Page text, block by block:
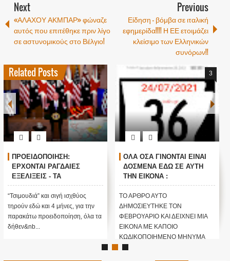
Next
«ΑΛΑΧΟΥ ΑΚΜΠΑΡ» φώναζε
αυτός που επιτέθηκε πριν λίγο
σε αστυνομικούς στο Βέλγιο!
Previous
Είδηση – βόμβα σε ιταλική
εφημερίδα!!!! Η ΕΕ ετοιμάζει
κλείσιμο των Ελληνικών
συνόρων!!
Related Posts
ΠΡΟΕΙΔΟΠΟΙΗΣΗ:
ΕΡΧΟΝΤΑΙ ΡΑΓΔΑΙΕΣ
ΕΞΕΛΙΞΕΙΣ - ΤΑ
ΦΑΙΝΟΜΕΝΑ ΑΠΑΤΟΥΝ...
ΠΟΙΟΙ ΕΧΟΥΝ ΤΕΛΙΚΑ ΤΟΝ
ΕΛΕΓΧΟ ΤΟΥ ΠΛΑΝΗΤΗ...;;
(ΒΙΝΤΕΟ)
“Τσιμουδιά” και σιγή ισχθύος
τηρούν εδώ και 4 μήνες, για την
παρακάτω προειδοποίηση, όλα τα
δήθεν&nb...
3
ΟΛΑ ΟΣΑ ΓΙΝΟΝΤΑΙ ΕΙΝΑΙ
ΔΟΣΜΕΝΑ ΕΔΩ ΣΕ ΑΥΤΗ
ΤΗΝ ΕΙΚΟΝΑ :
Προειδοποίηση από τον
Φεβρουάριο για το σάβανο
που απλώνεται στην χώρα
...
ΤΟ ΑΡΘΡΟ ΑΥΤΟ
ΔΗΜΟΣΙΕΥΤΗΚΕ ΤΟΝ
ΦΕΒΡΟΥΑΡΙΟ ΚΑΙ ΔΕΙΧΝΕΙ ΜΙΑ
ΕΙΚΟΝΑ ΜΕ ΚΑΠΟΙΟ
ΚΩΔΙΚΟΠΟΙΗΜΕΝΟ ΜΗΝΥΜΑ